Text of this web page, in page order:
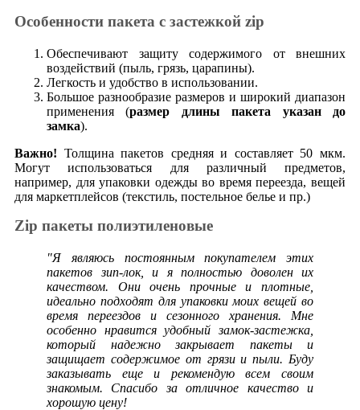
Особенности пакета с застежкой zip
Обеспечивают защиту содержимого от внешних
воздействий (пыль, грязь, царапины).
Легкость и удобство в использовании.
Большое разнообразие размеров и широкий диапазон
применения (размер длины пакета указан до
замка).
Важно! Толщина пакетов средняя и составляет 50 мкм.
Могут использоваться для различный предметов,
например, для упаковки одежды во время переезда, вещей
для маркетплейсов (текстиль, постельное белье и пр.)
Zip пакеты полиэтиленовые
"Я являюсь постоянным покупателем этих
пакетов зип-лок, и я полностью доволен их
качеством. Они очень прочные и плотные,
идеально подходят для упаковки моих вещей во
время переездов и сезонного хранения. Мне
особенно нравится удобный замок-застежка,
который надежно закрывает пакеты и
защищает содержимое от грязи и пыли. Буду
заказывать еще и рекомендую всем своим
знакомым. Спасибо за отличное качество и
хорошую цену!